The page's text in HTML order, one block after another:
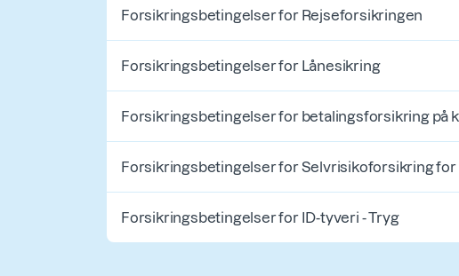
Forsikringsbetingelser for Rejseforsikringen
Forsikringsbetingelser for Lånesikring
Forsikringsbetingelser for betalingsforsikring på
Forsikringsbetingelser for Selvrisikoforsikring for
Forsikringsbetingelser for ID-tyveri - Tryg